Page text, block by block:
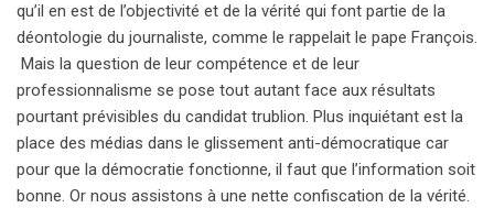
qu’il en est de l’objectivité et de la vérité qui font partie de la
déontologie du journaliste, comme le rappelait le pape François.
Mais la question de leur compétence et de leur
professionnalisme se pose tout autant face aux résultats
pourtant prévisibles du candidat trublion. Plus inquiétant est la
place des médias dans le glissement anti-démocratique car
pour que la démocratie fonctionne, il faut que l’information soit
bonne. Or nous assistons à une nette confiscation de la vérité.